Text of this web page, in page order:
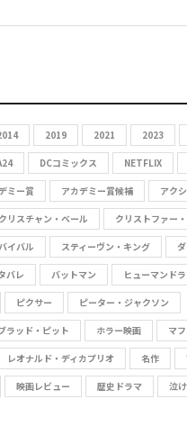
2019 2021 2023
DCコミックス NETFLIX
ミー賞 アカデミー賞候補 アク
クリスチャン・ベール クリストファー
イバル スティーヴン・キング
バレ バットマン ヒューマンド
ピクサー ピーター・ジャクソン
ラッド・ピット ホラー映画 マ
レオナルド・ディカプリオ 名作
映画レビュー 歴史ドラマ 泣